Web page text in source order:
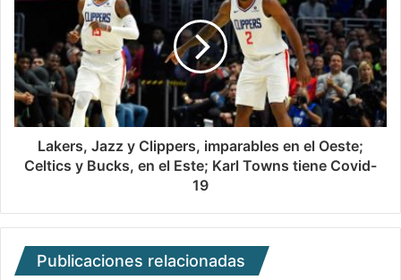
Lakers, Jazz y Clippers, imparables en el Oeste;
Celtics y Bucks, en el Este; Karl Towns tiene Covid-
19
Publicaciones relacionadas